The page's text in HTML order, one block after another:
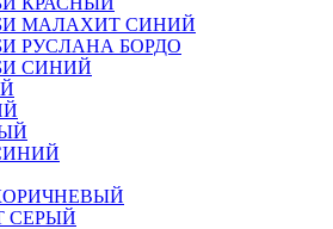
МАЛАХИТ СИНИЙ
РУСЛАНА БОРДО
СИНИЙ
СЕРЫЙ